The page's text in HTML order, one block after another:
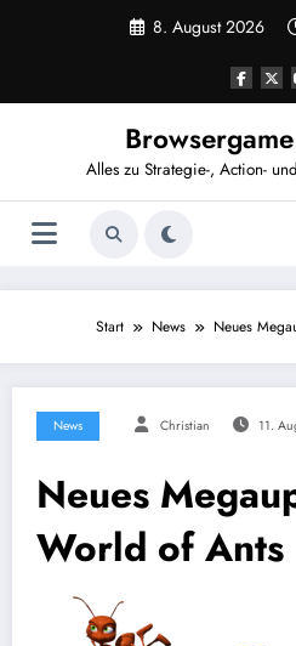
8. August 2026
Alles zu Strategie-, Action-
Start News Neues
News Christian 11.
Neues
World of Ants